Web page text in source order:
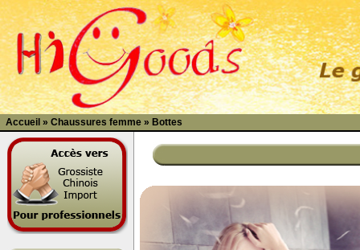
Accueil » Chaussures femme » Bottes